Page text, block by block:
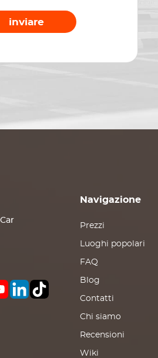
inviare
Navigazione
Prezzi
Luoghi popolari
FAQ
Blog
Contatti
Chi siamo
Recensioni
Wiki